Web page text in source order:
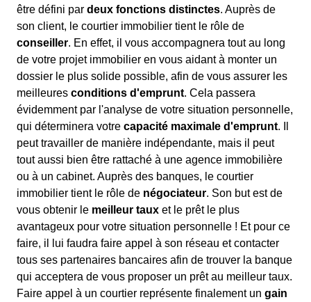
être défini par deux fonctions distinctes. Auprès de
son client, le courtier immobilier tient le rôle de
conseiller. En effet, il vous accompagnera tout au long
de votre projet immobilier en vous aidant à monter un
dossier le plus solide possible, afin de vous assurer les
meilleures conditions d'emprunt. Cela passera
évidemment par l'analyse de votre situation personnelle,
qui déterminera votre capacité maximale d'emprunt. Il
peut travailler de manière indépendante, mais il peut
tout aussi bien être rattaché à une agence immobilière
ou à un cabinet. Auprès des banques, le courtier
immobilier tient le rôle de négociateur. Son but est de
vous obtenir le meilleur taux et le prêt le plus
avantageux pour votre situation personnelle ! Et pour ce
faire, il lui faudra faire appel à son réseau et contacter
tous ses partenaires bancaires afin de trouver la banque
qui acceptera de vous proposer un prêt au meilleur taux.
Faire appel à un courtier représente finalement un gain